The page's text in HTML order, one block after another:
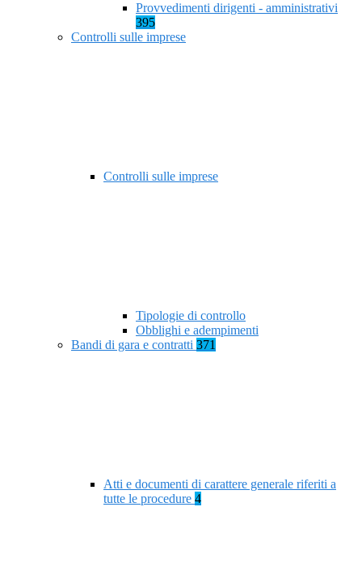
Provvedimenti dirigenti - amministrativi
395
Controlli sulle imprese
Controlli sulle imprese
Tipologie di controllo
Obblighi e adempimenti
Bandi di gara e contratti 371
Atti e documenti di carattere generale riferiti a
tutte le procedure 4